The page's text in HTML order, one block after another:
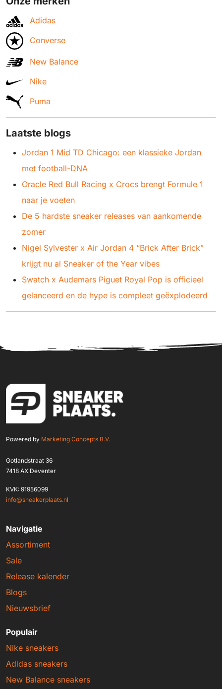
Adidas
Converse
New Balance
Nike
Puma
Laatste blogs
Jordan 1 Mid TD Chicago: een klassieke Jordan
met football-DNA
Oracle Red Bull Racing x Crocs brengt Formule 1
naar je voeten
De 5 hardste sneaker releases van aankomende
zomer
Nigel Sylvester x Air Jordan 4 “Brick After Brick”
krijgt nu al Sneaker of the Year vibes
Swatch x Audemars Piguet Royal Pop is officieel
gelanceerd en de hype is compleet geëxplodeerd
Powered by Marketing Concepts B.V.
Gotlandstraat 36
7418 AX Deventer
KVK: 91956099
info@sneakerplaats.nl
Navigatie
Assortiment
Sale
Release kalender
Blogs
Nieuwsbrief
Populair
Nike sneakers
Adidas sneakers
New Balance sneakers